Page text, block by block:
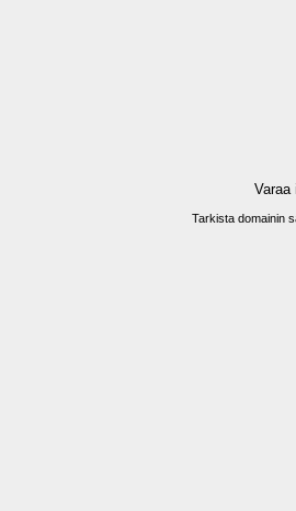
Varaa
Tarkista domainin